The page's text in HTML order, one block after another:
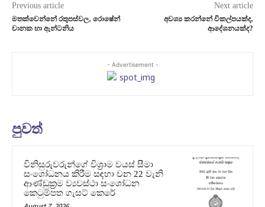
Previous article
මතක්වෙන්නේ රතුපස්වල, රොෂේන්
චානක හා ඇන්ටනිය
Next article
අවශ්‍ය කරන්නේ විකල්පයක්ද,
ආදේශනයක්ද?
- Advertisement -
පුවත්
විනිසුරුවරුන්ගේ විශ්‍රාම වයස් සීමා
සංශෝධනය කිරීම සඳහා වන 22 වැනි
ආණ්ඩුක්‍රම ව්‍යවස්ථා සංශෝධන
කෙටුම්පත ගැසට් කෙරේ